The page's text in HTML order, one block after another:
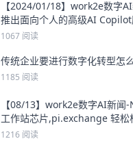
【2024/01/18】work2e数字
推出面向个人的高级AI
出的新AI驱动的Premiere Pro
1067 阅读
传统企业要进行数字化转型怎
1185 阅读
【08/13】work2e数字AI新闻
工作站芯片,pi.exchange 轻松
型,Position Tracking助力SEO
1216 阅读